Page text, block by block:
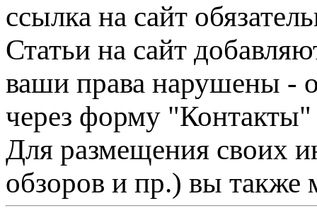
ссылка на сайт
Статьи на сайт
ваши права нарушены -
через форму "Контакты"
Для размещения своих
обзоров и пр.) вы также